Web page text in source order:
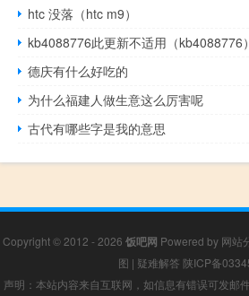
htc 没落（htc m9）
kb4088776此更新不适用（kb4088776）
德庆有什么好吃的
为什么福建人做生意这么厉害呢
古代有哪些字是我的意思
Copyright © 2012 - 2026 饭吧网 Powered by 网站
图 | 疑难解答 陕ICP备
声明：本站内容来自互联网，如信息有错误可发邮